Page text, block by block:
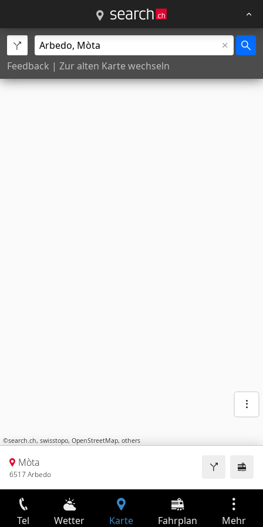
Feedback | Zur alten Karte wechseln
©search.ch, swisstopo, OpenStreetMap, others
Mòta
6517 Arbedo
Tel Wetter Karte Fahrplan Mehr